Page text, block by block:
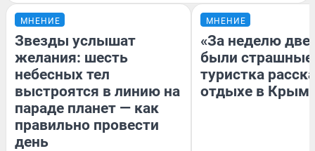
МНЕНИЕ
Звезды услышат
желания: шесть
небесных тел
выстроятся в линию на
параде планет — как
правильно провести
день
МНЕНИЕ
«За неделю две
были
туристка
отдыхе в